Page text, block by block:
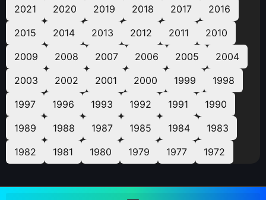
2021
2020 2019 2018 2017
2016
2015
2014 2013 2012 2011
2010
2009
2008 2007 2006 2005
2004
2003
2002 2001 2000 1999
1998
1997
1996 1993 1992 1991
1990
1989
1988 1987 1985 1984
1983
1982
1981 1980 1979 1977 1972